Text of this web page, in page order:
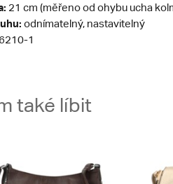
21 cm (měřeno od ohybu ucha
odnímatelný, nastavitelný
6210-1
také líbit